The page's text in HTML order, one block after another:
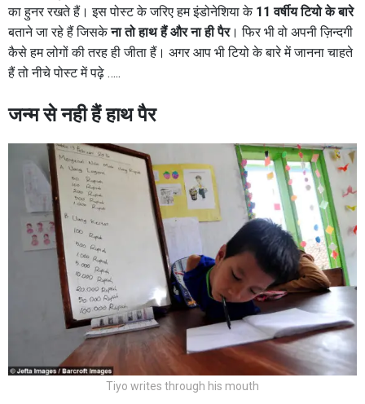
का हुनर रखते हैं। इस पोस्ट के जरिए हम इंडोनेशिया के 11 वर्षीय टियो के बारे
बताने जा रहे हैं जिसकेनातो हाथ हैं और ना ही पैर। फिर भी वो अपनी ज़िन्दगी
कैसे हम लोगों की तरह ही जीता हैं। अगर आप भी टियो के बारे में जानना चाहते
हैं तो नीचे पोस्ट में पढ़े …..
जन्म से नही हैं हाथ पैर
Tiyo writes through his mouth